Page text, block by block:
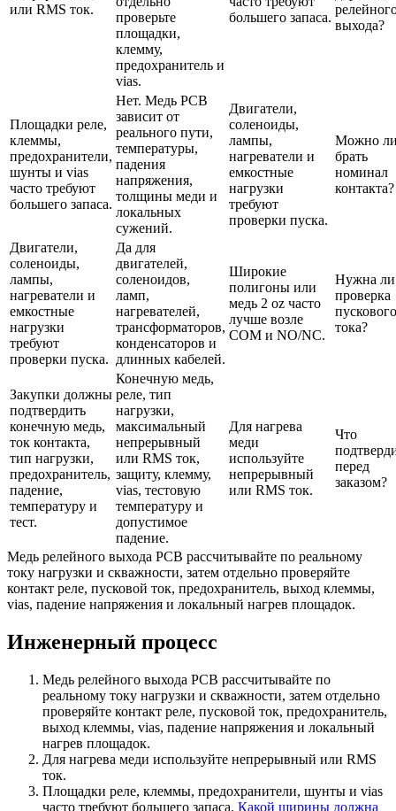
или RMS ток.
проверьте
площадки,
клемму,
предохранитель и
vias.
большего запаса.
выхода?
Площадки реле,
клеммы,
предохранители,
шунты и vias
часто требуют
большего запаса.
Нет. Медь PCB
зависит от
реального пути,
температуры,
падения
напряжения,
толщины меди и
локальных
сужений.
Двигатели,
соленоиды,
лампы,
нагреватели и
емкостные
нагрузки
требуют
проверки пуска.
Можно
брать
номинал
контакта?
Двигатели,
соленоиды,
лампы,
нагреватели и
емкостные
нагрузки
требуют
проверки пуска.
Да для
двигателей,
соленоидов,
ламп,
нагревателей,
трансформаторов,
конденсаторов и
длинных кабелей.
Широкие
полигоны или
медь 2 oz часто
лучше возле
COM и NO/NC.
Нужна ли
проверка
пускового
тока?
Закупки должны
подтвердить
конечную медь,
ток контакта,
тип нагрузки,
предохранитель,
падение,
температуру и
тест.
Конечную медь,
реле, тип
нагрузки,
максимальный
непрерывный
или RMS ток,
защиту, клемму,
vias, тестовую
температуру и
допустимое
падение.
Для нагрева
меди
используйте
непрерывный
или RMS ток.
Что
перед
заказом?
Медь релейного выхода PCB рассчитывайте по реальному
току нагрузки и скважности, затем отдельно проверяйте
контакт реле, пусковой ток, предохранитель, выход клеммы,
vias, падение напряжения и локальный нагрев площадок.
Инженерный процесс
Медь релейного выхода PCB рассчитывайте по
реальному току нагрузки и скважности, затем отдельно
проверяйте контакт реле, пусковой ток, предохранитель,
выход клеммы, vias, падение напряжения и локальный
нагрев площадок.
Для нагрева меди используйте непрерывный или RMS
ток.
Площадки реле, клеммы, предохранители, шунты и vias
часто требуют большего запаса. Какой ширины должна